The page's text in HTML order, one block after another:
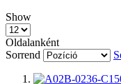
Show
Oldalanként
Sorrend